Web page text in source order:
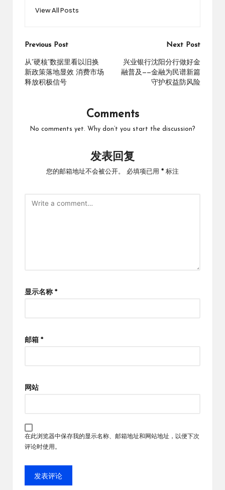
View All Posts
Post
navigation
Previous Post
从“硬核”数据里看以旧换
新政策落地显效 消费市场
释放积极信号
Next Post
兴业银行沈阳分行做好金
融普及——金融为民谱新篇
守护权益防风险
Comments
No comments yet. Why don’t you start the discussion?
发表回复
您的邮箱地址不会被公开。 必填项已用 * 标注
显示名称 *
邮箱 *
网站
在此浏览器中保存我的显示名称、邮箱地址和网站地址，以便下次
评论时使用。